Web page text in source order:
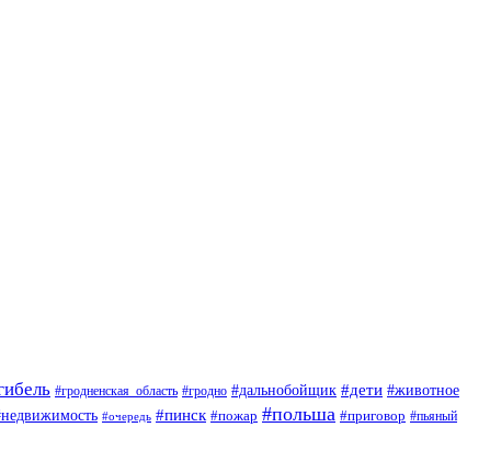
#гродненская_область #гродно #дальнобойщик #дети #животное
#очередь #пинск #пожар #польша #приговор #пьяный